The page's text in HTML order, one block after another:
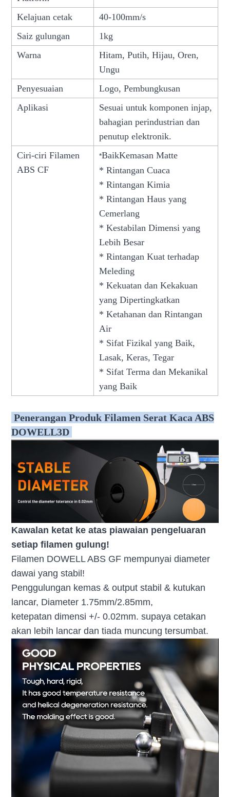
Kelajuan cetak
40-100mm/s
Saiz gulungan
1kg
Warna
Hitam, Putih, Hijau, Oren,
Ungu
Penyesuaian
Logo, Pembungkusan
Aplikasi
Sesuai untuk komponen injap,
bahagian perindustrian dan
penutup elektronik.
Ciri-ciri Filamen
ABS CF
*BaikKemasan Matte
* Rintangan Cuaca
* Rintangan Kimia
* Rintangan Haus yang
Cemerlang
* Kestabilan Dimensi yang
Lebih Besar
* Rintangan Kuat terhadap
Meleding
* Kekuatan dan Kekakuan
yang Dipertingkatkan
* Ketahanan dan Rintangan
Air
* Sifat Fizikal yang Baik,
Lasak, Keras, Tegar
* Sifat Terma dan Mekanikal
yang Baik
Penerangan ProdukFilamen Serat Kaca ABS
DOWELL3D
Kawalan ketat ke atas piawaian pengeluaran
setiap filamen gulung!
Filamen DOWELL ABS GF mempunyai diameter
dawai yang stabil!
Penggulungan kemas & output stabil & kutukan
lancar, Diameter 1.75mm/2.85mm,
ketepatan dimensi +/- 0.02mm. supaya cetakan
akan lebih lancar dan tiada muncung tersumbat.